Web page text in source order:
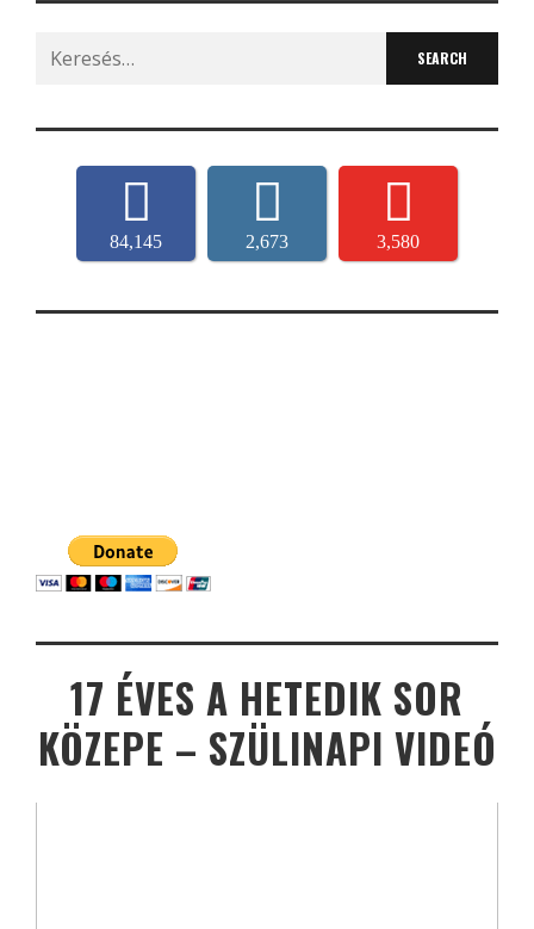
Search
for:
84,145 2,673 3,580
17 ÉVES A HETEDIK SOR
KÖZEPE – SZÜLINAPI VIDEÓ